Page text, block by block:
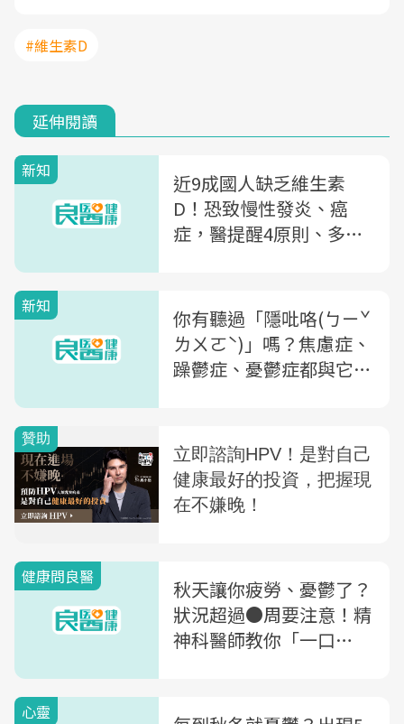
#維生素D
延伸閱讀
新知
近9成國人缺乏維生素
D！恐致慢性發炎、癌
症，醫提醒4原則、多吃8
新知
你有聽過「隱吡咯(ㄅㄧˇ
ㄌㄨㄛˋ)」嗎？焦慮症、
躁鬱症、憂鬱症都與它有
健康問良醫
秋天讓你疲勞、憂鬱了？
狀況超過●周要注意！精
神科醫師教你「一口
心靈